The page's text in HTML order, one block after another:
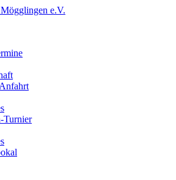
Turnier